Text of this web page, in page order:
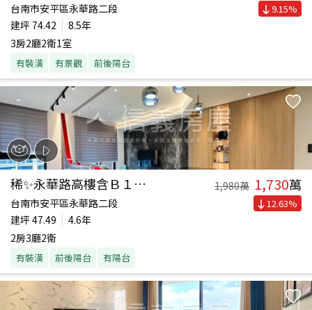
台南市安平區永華路二段
建坪 74.42
8.5年
3房2廳2衛1室
有裝潢 有景觀 前後陽台
9.15%
稀✨永華路高樓含Ｂ１平車 1,980萬 1,730萬
台南市安平區永華路二段
建坪 47.49
4.6年
2房3廳2衛
有裝潢 前後陽台 有陽台
12.63%